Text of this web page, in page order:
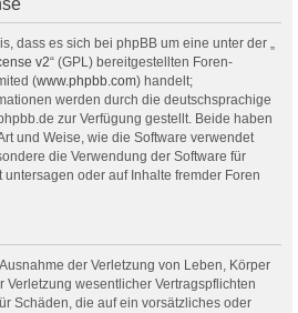
dass es sich bei phpBB um eine unter der „
v2“ (GPL) bereitgestellten Foren-
(www.phpbb.com) handelt;
werden durch die deutschsprachige
zur Verfügung gestellt. Beide haben
und Weise, wie die Software verwendet
die Verwendung der Software für
untersagen oder auf Inhalte fremder Foren
der Verletzung von Leben, Körper
Verletzung wesentlicher Vertragspflichten
Schäden, die auf ein vorsätzliches oder